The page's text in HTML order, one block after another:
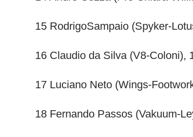
15 RodrigoSampaio (Spyker-
16 Claudio da Silva (V8-Coloni),
17 Luciano Neto (Wings-
18 Fernando Passos (Vakuum-